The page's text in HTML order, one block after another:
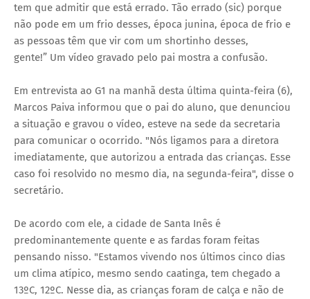
tem que admitir que está errado. Tão errado (sic) porque
não pode em um frio desses, época junina, época de frio e
as pessoas têm que vir com um shortinho desses,
gente!” Um vídeo gravado pelo pai mostra a confusão.
Em entrevista ao G1 na manhã desta última quinta-feira (6),
Marcos Paiva informou que o pai do aluno, que denunciou
a situação e gravou o vídeo, esteve na sede da secretaria
para comunicar o ocorrido. "Nós ligamos para a diretora
imediatamente, que autorizou a entrada das crianças. Esse
caso foi resolvido no mesmo dia, na segunda-feira", disse o
secretário.
De acordo com ele, a cidade de Santa Inês é
predominantemente quente e as fardas foram feitas
pensando nisso. "Estamos vivendo nos últimos cinco dias
um clima atípico, mesmo sendo caatinga, tem chegado a
13ºC, 12ºC. Nesse dia, as crianças foram de calça e não de